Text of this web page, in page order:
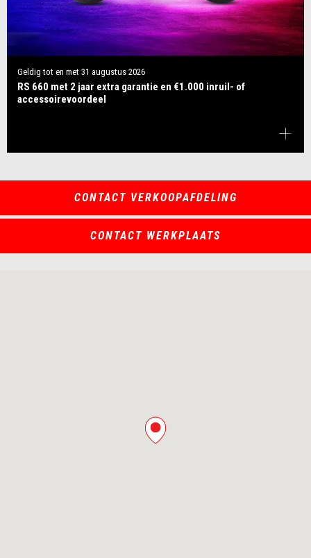
Geldig tot en met 31 augustus 2026
RS 660 met 2 jaar extra garantie en €1.000 inruil- of
accessoirevoordeel
CONTACT VERKOOPAFDELING
CONTACT WERKPLAATS